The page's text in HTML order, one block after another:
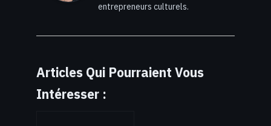
entrepreneurs culturels.
Articles Qui Pourraient Vous
Intéresser :